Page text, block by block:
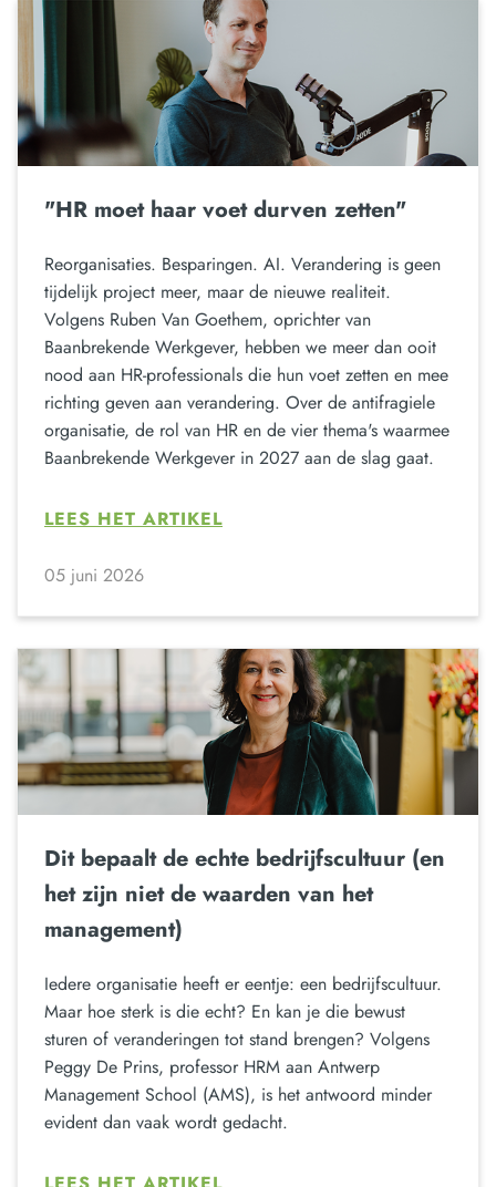
"HR moet haar voet durven zetten"
Reorganisaties. Besparingen. AI. Verandering is geen
tijdelijk project meer, maar de nieuwe realiteit.
Volgens Ruben Van Goethem, oprichter van
Baanbrekende Werkgever, hebben we meer dan ooit
nood aan HR-professionals die hun voet zetten en mee
richting geven aan verandering. Over de antifragiele
organisatie, de rol van HR en de vier thema's waarmee
Baanbrekende Werkgever in 2027 aan de slag gaat.
LEES HET ARTIKEL
05 juni 2026
Dit bepaalt de echte bedrijfscultuur (en
het zijn niet de waarden van het
management)
Iedere organisatie heeft er eentje: een bedrijfscultuur.
Maar hoe sterk is die echt? En kan je die bewust
sturen of veranderingen tot stand brengen? Volgens
Peggy De Prins, professor HRM aan Antwerp
Management School (AMS), is het antwoord minder
evident dan vaak wordt gedacht.